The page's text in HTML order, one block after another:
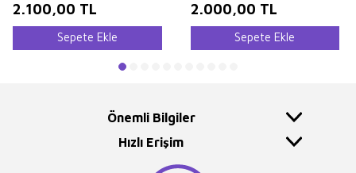
2.100,00 TL
Sepete Ekle
2.000,00 TL
Sepete Ekle
Önemli Bilgiler
Hızlı Erişim